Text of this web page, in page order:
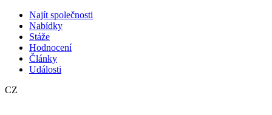
Najít společnosti
Nabídky
Stáže
Hodnocení
Články
Události
CZ